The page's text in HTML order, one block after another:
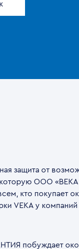
защита от
ООО «ВЕКА
кто покупает
VEKA у компаний
побуждает